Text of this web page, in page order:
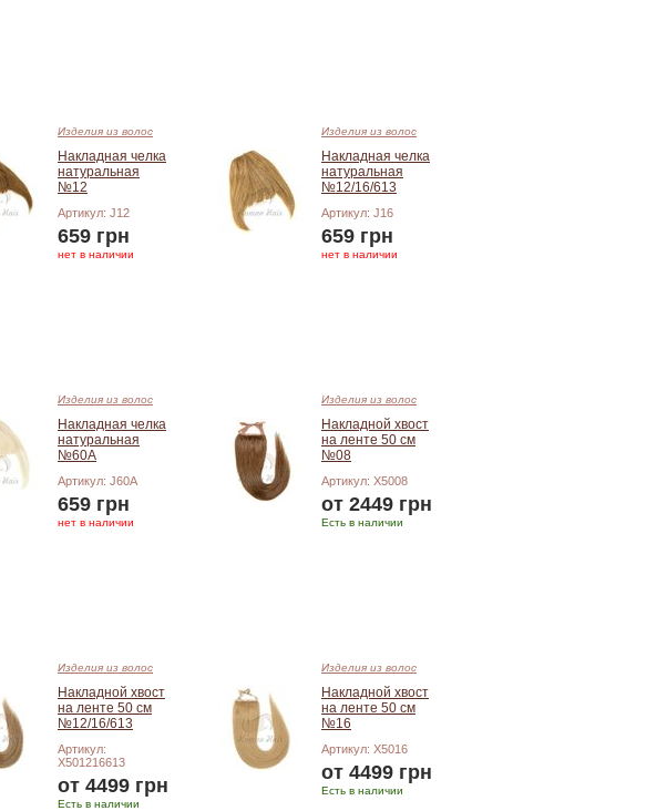
Изделия из волос
Накладная челка
натуральная
№12
Артикул: J12
659 грн
нет в наличии
Изделия из волос
Накладная челка
натуральная
№12/16/613
Артикул: J16
659 грн
нет в наличии
Изделия из волос
Накладная челка
натуральная
№60A
Артикул: J60A
659 грн
нет в наличии
Изделия из волос
Накладной хвост
на ленте 50 см
№08
Артикул: X5008
от 2449 грн
Есть в наличии
Изделия из волос
Накладной хвост
на ленте 50 см
№12/16/613
Артикул:
X501216613
от 4499 грн
Есть в наличии
Изделия из волос
Накладной хвост
на ленте 50 см
№16
Артикул: X5016
от 4499 грн
Есть в наличии